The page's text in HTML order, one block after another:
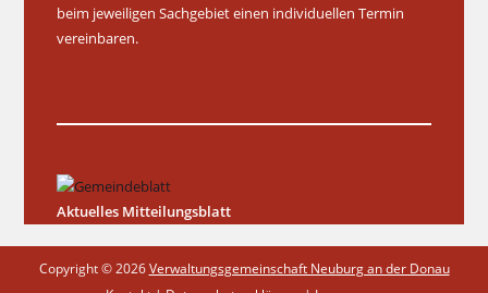
beim jeweiligen Sachgebiet einen individuellen Termin
vereinbaren.
Aktuelles Mitteilungsblatt
Copyright © 2026Verwaltungsgemeinschaft Neuburg an der Donau